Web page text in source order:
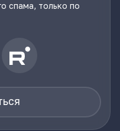
спама, только по